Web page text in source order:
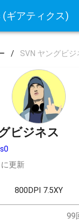
(ギアティクス)
/ SVN ヤングビジ
ビジネス
更新
800DPI 7.5XY
99